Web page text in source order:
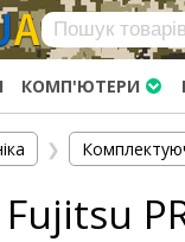
WhatsApp
КОМП'ЮТЕРИ
❯